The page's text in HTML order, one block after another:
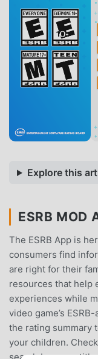
Explore this
ESRB MOD
The ESRB App is
consumers find
are right for their
resources that help
experiences while
video game’s
the rating summary
your children.